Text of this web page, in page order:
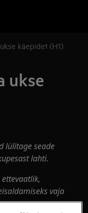
käepidet (H1)
ukse
lülitage seade
lahti.
vaja